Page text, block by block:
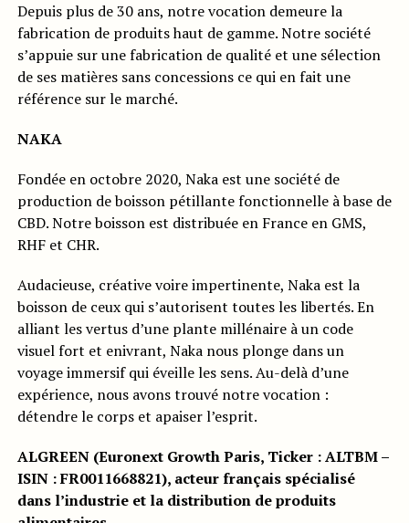
Depuis plus de 30 ans, notre vocation demeure la
fabrication de produits haut de gamme. Notre société
s’appuie sur une fabrication de qualité et une sélection
de ses matières sans concessions ce qui en fait une
référence sur le marché.
NAKA
Fondée en octobre 2020, Naka est une société de
production de boisson pétillante fonctionnelle à base de
CBD. Notre boisson est distribuée en France en GMS,
RHF et CHR.
Audacieuse, créative voire impertinente, Naka est la
boisson de ceux qui s’autorisent toutes les libertés. En
alliant les vertus d’une plante millénaire à un code
visuel fort et enivrant, Naka nous plonge dans un
voyage immersif qui éveille les sens. Au-delà d’une
expérience, nous avons trouvé notre vocation :
détendre le corps et apaiser l’esprit.
ALGREEN (Euronext Growth Paris, Ticker : ALTBM –
ISIN : FR0011668821), acteur français spécialisé
dans l’industrie et la distribution de produits